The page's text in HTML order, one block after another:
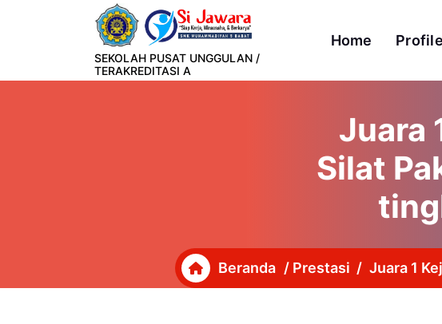
SEKOLAH PUSAT UNGGULAN /
TERAKREDITASI A
Home Profile
Juara
Silat
Beranda / Prestasi / Juara 1